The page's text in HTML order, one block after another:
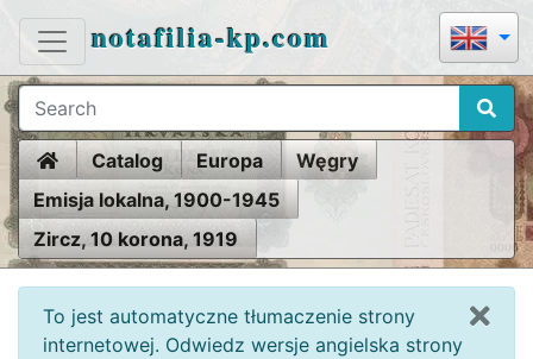
notafilia-kp.com
HomeCatalog Europa
Węgry
Emisja lokalna, 1900-1945
Zircz, 10 korona, 1919
To jest automatyczne tłumaczenie strony
internetowej. Odwiedz wersje angielska strony